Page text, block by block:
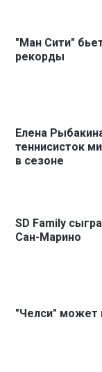
"Ман Сити"
рекорды
Елена
теннисисток
в сезоне
SD Family
Сан-Марино
"Челси" может